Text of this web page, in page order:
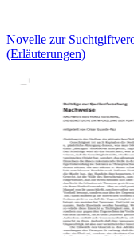
Novelle zur
(Erläuterungen)